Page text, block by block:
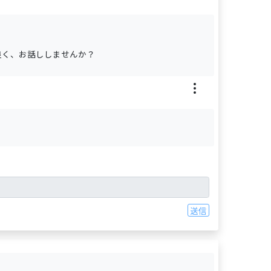
、お話ししませんか？
送信